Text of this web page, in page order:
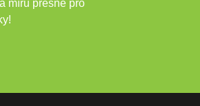
míru přesně pro